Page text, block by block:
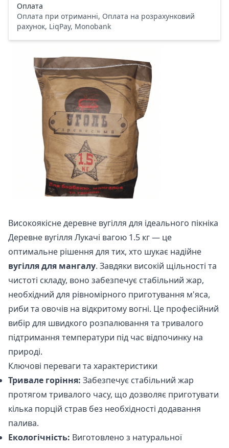
Оплата
Оплата при отриманні, Оплата на розрахунковий
рахунок, LiqPay, Monobank
Високоякісне деревне вугілля для ідеального пікніка
Деревне вугілля Лукачі вагою 1.5 кг — це
оптимальне рішення для тих, хто шукає надійне
вугілля для мангалу. Завдяки високій щільності та
чистоті складу, воно забезпечує стабільний жар,
необхідний для рівномірного приготування м'яса,
риби та овочів на відкритому вогні. Це професійний
вибір для швидкого розпалювання та тривалого
підтримання температури під час відпочинку на
природі.
Ключові переваги та характеристики
Тривале горіння: Забезпечує стабільний жар
протягом тривалого часу, що дозволяє приготувати
кілька порцій страв без необхідності додавання
палива.
Екологічність: Виготовлено з натуральної